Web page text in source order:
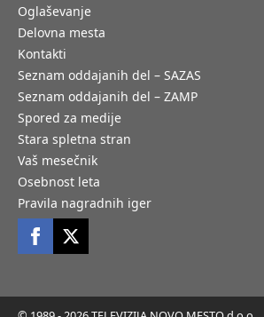
Oglaševanje
Delovna mesta
Kontakti
Seznam oddajanih del – SAZAS
Seznam oddajanih del – ZAMP
Spored za medije
Stara spletna stran
Vaš mesečnik
Osebnost leta
Pravila nagradnih iger